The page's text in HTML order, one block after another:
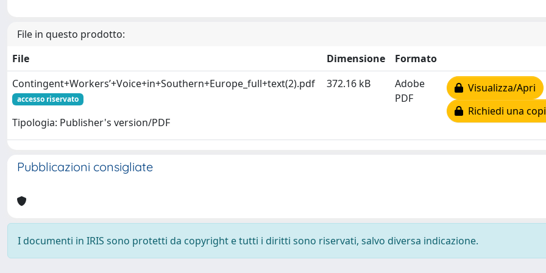
File in questo prodotto:
File
Dimensione
Formato
Contingent+Workers’+Voice+in+Southern+Europe_full+text(2).pdf
accesso riservato
Tipologia: Publisher's version/PDF
372.16 kB
Adobe
PDF
Visualizza/Apri
Richiedi una
Pubblicazioni consigliate
I documenti in IRIS sono protetti da copyright e tutti i diritti sono riservati, salvo diversa indicazione.